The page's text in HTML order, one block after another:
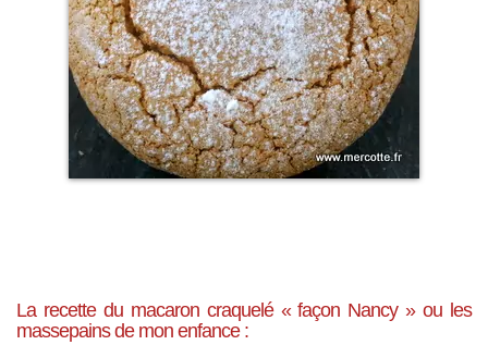
La recette du macaron craquelé « façon Nancy » ou les
massepains de mon enfance :